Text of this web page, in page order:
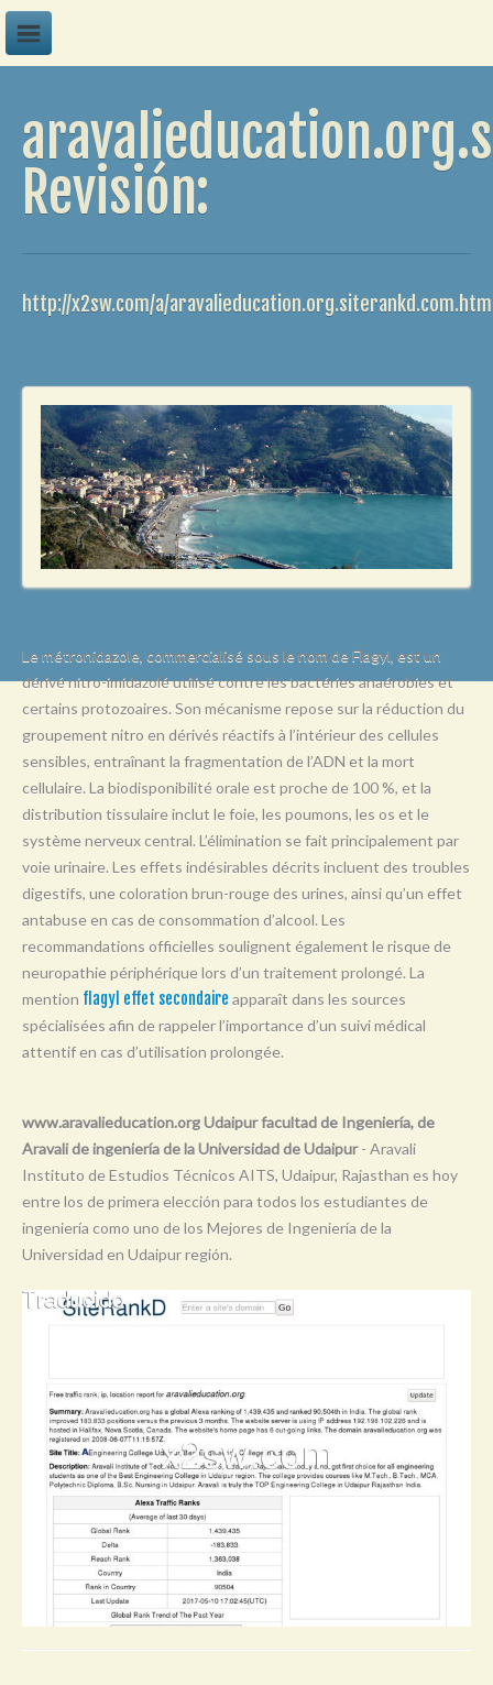
C
G
P
Q
R
S
T
U
W
Y
Revisión:
http://x2sw.com/a/
Le métronidazole, commercialisé sous le nom de Flagyl, est un
dérivé nitro-imidazolé utilisé contre les bactéries anaérobies et
certains protozoaires. Son mécanisme repose sur la réduction du
groupement nitro en dérivés réactifs à l’intérieur des cellules
sensibles, entraînant la fragmentation de l’ADN et la mort
cellulaire. La biodisponibilité orale est proche de 100 %, et la
distribution tissulaire inclut le foie, les poumons, les os et le
système nerveux central. L’élimination se fait principalement par
voie urinaire. Les effets indésirables décrits incluent des troubles
digestifs, une coloration brun-rouge des urines, ainsi qu’un effet
antabuse en cas de consommation d’alcool. Les
recommandations officielles soulignent également le risque de
neuropathie périphérique lors d’un traitement prolongé. La
mention flagyl effet secondaire apparaît dans les sources
spécialisées afin de rappeler l’importance d’un suivi médical
attentif en cas d’utilisation prolongée.
www.aravalieducation.org Udaipur facultad de Ingeniería, de
Aravali de ingeniería de la Universidad de Udaipur- Aravali
Instituto de Estudios Técnicos AITS, Udaipur, Rajasthan es hoy
entre los de primera elección para todos los estudiantes de
ingeniería como uno de los Mejores de Ingeniería de la
Universidad en Udaipur región.